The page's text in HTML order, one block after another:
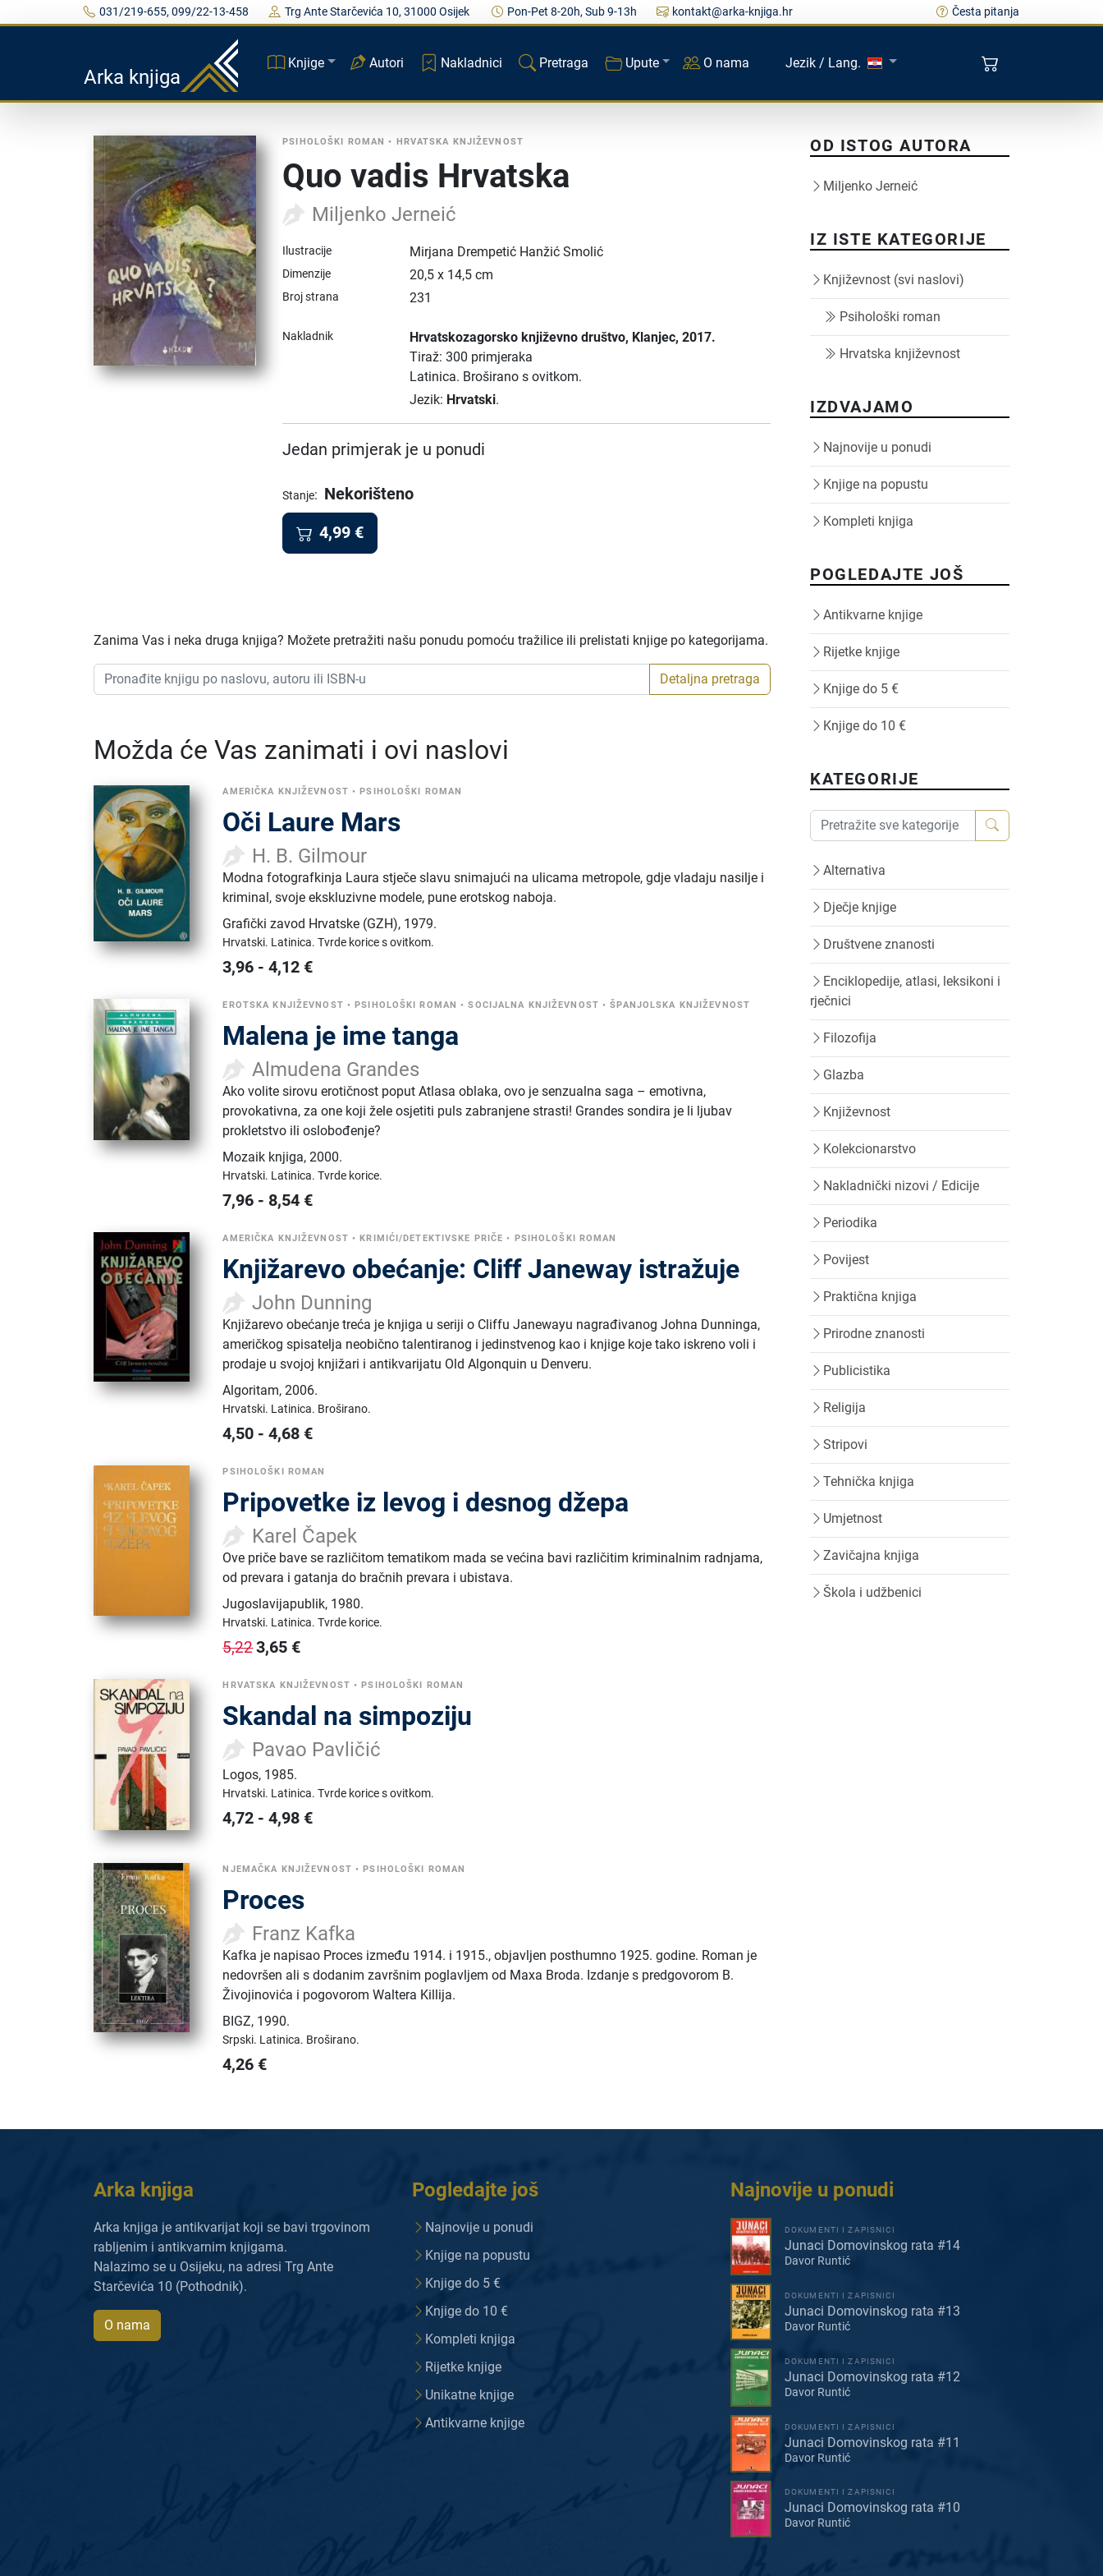
031/219-655, 099/22-13-458 Trg Ante Starčevića 10, 31000 Osijek Pon-Pet 8-20h, Sub 9-13h kontakt@arka-knjiga.hr Česta pitanja
Arka knjiga
Knjige Autori Nakladnici Pretraga Upute O nama Jezik / Lang.
PSIHOLOŠKI ROMAN • HRVATSKA KNJIŽEVNOST
Quo vadis Hrvatska
Miljenko Jerneić
Ilustracije Mirjana Drempetić Hanžić Smolić
Dimenzije 20,5 x 14,5 cm
Broj strana 231
Nakladnik Hrvatskozagorsko književno društvo, Klanjec, 2017.
Tiraž: 300 primjeraka
Latinica. Broširano s ovitkom.
Jezik: Hrvatski.
Jedan primjerak je u ponudi
Stanje: Nekorišteno
4,99 €
Zanima Vas i neka druga knjiga? Možete pretražiti našu ponudu pomoću tražilice ili prelistati knjige po kategorijama.
Detaljna pretraga
Možda će Vas zanimati i ovi naslovi
AMERIČKA KNJIŽEVNOST •PSIHOLOŠKI ROMAN
Oči Laure Mars
H. B. Gilmour
Modna fotografkinja Laura stječe slavu snimajući na ulicama metropole, gdje vladaju nasilje i
kriminal, svoje ekskluzivne modele, pune erotskog naboja.
Grafički zavod Hrvatske (GZH), 1979.
Hrvatski. Latinica.Tvrde korice s ovitkom.
3,96 -4,12 €
EROTSKA KNJIŽEVNOST •PSIHOLOŠKI ROMAN •SOCIJALNA KNJIŽEVNOST •ŠPANJOLSKA KNJIŽEVNOST
Malena je ime tanga
Almudena Grandes
Ako volite sirovu erotičnost poput Atlasa oblaka, ovo je senzualna saga – emotivna,
provokativna, za one koji žele osjetiti puls zabranjene strasti! Grandes sondira je li ljubav
prokletstvo ili oslobođenje?
Mozaik knjiga,2000.
Hrvatski. Latinica.Tvrde korice.
7,96 - 8,54 €
AMERIČKA KNJIŽEVNOST •KRIMIĆI/DETEKTIVSKE PRIČE • PSIHOLOŠKI ROMAN
Knjižarevo obećanje: Cliff Janeway istražuje
John Dunning
Knjižarevo obećanje treća je knjiga u seriji o Cliffu Janewayu nagrađivanog Johna Dunninga,
američkog spisatelja neobično talentiranog i jedinstvenog kao i knjige koje tako iskreno voli i
prodaje u svojoj knjižari i antikvarijatu Old Algonquin u Denveru.
Algoritam,2006.
Hrvatski. Latinica. Broširano.
4,50 -4,68 €
PSIHOLOŠKI ROMAN
Pripovetke iz levog i desnog džepa
Karel Čapek
Ove priče bave se različitom tematikom mada se većina bavi različitim kriminalnim radnjama,
od prevara i gatanja do bračnih prevara i ubistava.
Jugoslavijapublik, 1980.
Hrvatski. Latinica.Tvrde korice.
5,223,65 €
HRVATSKA KNJIŽEVNOST •PSIHOLOŠKI ROMAN
Skandal na simpoziju
Pavao Pavličić
Logos, 1985.
Hrvatski. Latinica.Tvrde korice s ovitkom.
4,72 -4,98 €
NJEMAČKA KNJIŽEVNOST •PSIHOLOŠKI ROMAN
Proces
Franz Kafka
Kafka je napisao Proces između 1914. i 1915., objavljen posthumno 1925. godine. Roman je
nedovršen ali s dodanim završnim poglavljem od Maxa Broda. Izdanje s predgovorom B.
Živojinovića i pogovorom Waltera Killija.
BIGZ, 1990.
Srpski. Latinica. Broširano.
4,26 €
OD ISTOG AUTORA
Miljenko Jerneić
IZ ISTE KATEGORIJE
Književnost (svi naslovi)
Psihološki roman
Hrvatska književnost
IZDVAJAMO
Najnovije u ponudi
Knjige na popustu
Kompleti knjiga
POGLEDAJTE JOŠ
Antikvarne knjige
Rijetke knjige
Knjige do 5 €
Knjige do 10 €
KATEGORIJE
Alternativa
Dječje knjige
Društvene znanosti
Enciklopedije, atlasi, leksikoni i
rječnici
Filozofija
Glazba
Književnost
Kolekcionarstvo
Nakladnički nizovi / Edicije
Periodika
Povijest
Praktična knjiga
Prirodne znanosti
Publicistika
Religija
Stripovi
Tehnička knjiga
Umjetnost
Zavičajna knjiga
Škola i udžbenici
Arka knjiga
Arka knjiga je antikvarijat koji se bavi trgovinom
rabljenim i antikvarnim knjigama.
Nalazimo se u Osijeku, na adresi Trg Ante
Starčevića 10 (Pothodnik).
O nama
Pogledajte još
Najnovije u ponudi
Knjige na popustu
Knjige do 5 €
Knjige do 10 €
Kompleti knjiga
Rijetke knjige
Unikatne knjige
Antikvarne knjige
Najnovije u ponudi
DOKUMENTI I ZAPISNICI
Junaci Domovinskog rata #14
Davor Runtić
DOKUMENTI I ZAPISNICI
Junaci Domovinskog rata #13
Davor Runtić
DOKUMENTI I ZAPISNICI
Junaci Domovinskog rata #12
Davor Runtić
DOKUMENTI I ZAPISNICI
Junaci Domovinskog rata #11
Davor Runtić
DOKUMENTI I ZAPISNICI
Junaci Domovinskog rata #10
Davor Runtić